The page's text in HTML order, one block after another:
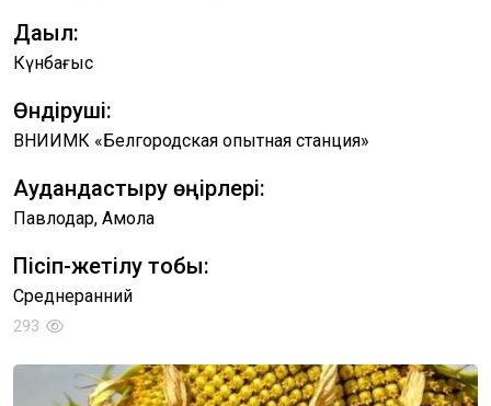
Дақыл:
Күнбағыс
Өндіруші:
ВНИИМК «Белгородская опытная станция»
Аудандастыру өңірлері:
Павлодар, Ақмола
Пісіп-жетілу тобы:
Среднеранний
293